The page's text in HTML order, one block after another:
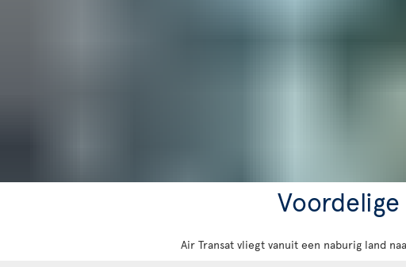
Air Transat vliegt vanuit een naburig land